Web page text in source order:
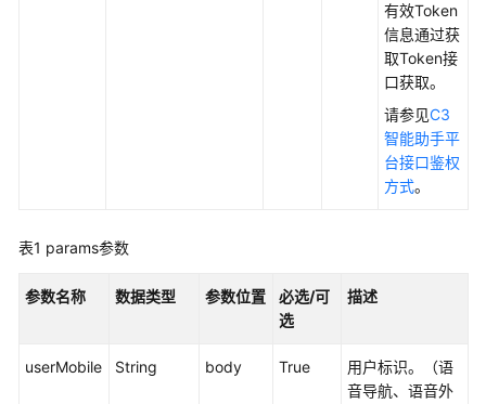
口
考
有效Token
信息通过获
取Token接
口获取。
请参见C3
智能助手平
台接口鉴权
方式。
表1 params参数
参数名称 数据类型 参数位置
必选/可
选
描述
userMobile String body True
用户标识。（语
音导航、语音外